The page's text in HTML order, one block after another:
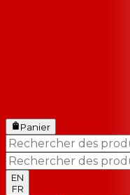
Panier
EN
FR